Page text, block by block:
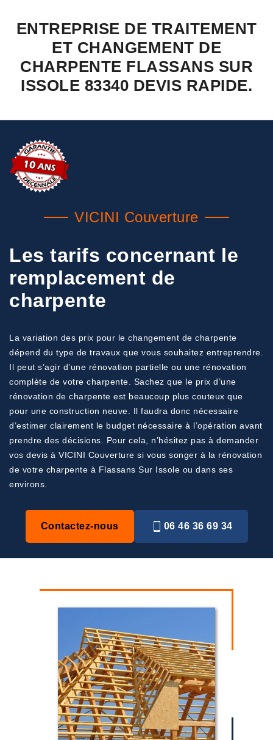
ENTREPRISE DE TRAITEMENT
ET CHANGEMENT DE
CHARPENTE FLASSANS SUR
ISSOLE 83340 DEVIS RAPIDE.
VICINI Couverture
Les tarifs concernant le
remplacement de
charpente
La variation des prix pour le changement de charpente
dépend du type de travaux que vous souhaitez entreprendre.
Il peut s’agir d’une rénovation partielle ou une rénovation
complète de votre charpente. Sachez que le prix d’une
rénovation de charpente est beaucoup plus couteux que
pour une construction neuve. Il faudra donc nécessaire
d’estimer clairement le budget nécessaire à l’opération avant
prendre des décisions. Pour cela, n’hésitez pas à demander
vos devis à VICINI Couverture si vous songer à la rénovation
de votre charpente à Flassans Sur Issole ou dans ses
environs.
Contactez-nous 06 46 36 69 34